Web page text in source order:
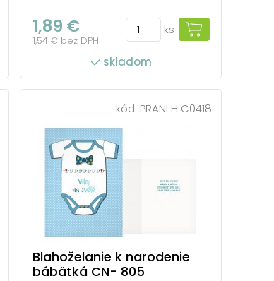
1,89 €
1,54 € bez DPH
ks
skladom
kód: PRANI H C0418
Blahoželanie k narodenie
bábätká CN- 805